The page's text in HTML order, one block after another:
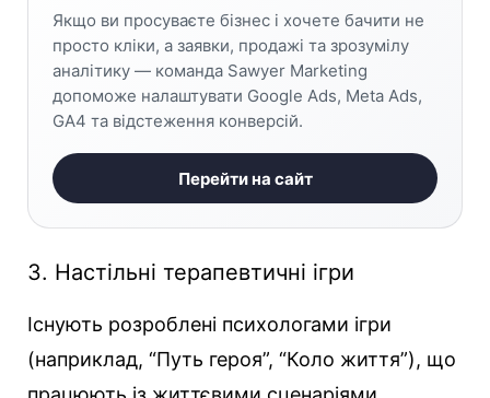
Якщо ви просуваєте бізнес і хочете бачити не
просто кліки, а заявки, продажі та зрозумілу
аналітику — команда Sawyer Marketing
допоможе налаштувати Google Ads, Meta Ads,
GA4 та відстеження конверсій.
Перейти на сайт
3. Настільні терапевтичні ігри
Існують розроблені психологами ігри
(наприклад, “Путь героя”, “Коло життя”), що